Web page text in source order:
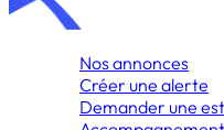
Nos annonces
Créer une alerte
Demander une